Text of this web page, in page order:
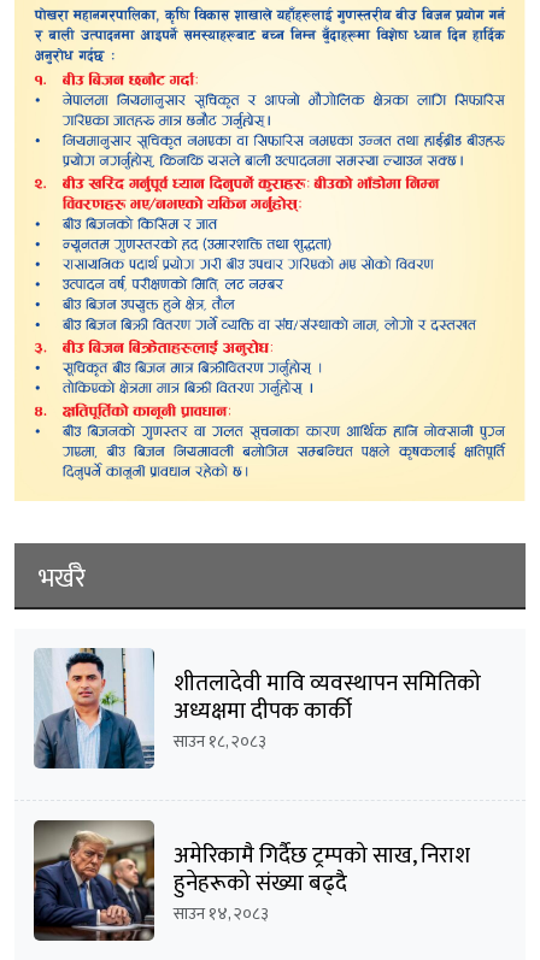
भर्खरै
शीतलादेवी मावि व्यवस्थापन समितिको
अध्यक्षमा दीपक कार्की
साउन १८, २०८३
अमेरिकामै गिर्दैछ ट्रम्पको साख, निराश
हुनेहरूको संख्या बढ्दै
साउन १४, २०८३